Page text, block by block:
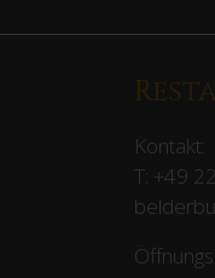
Kontakt:
T: +49